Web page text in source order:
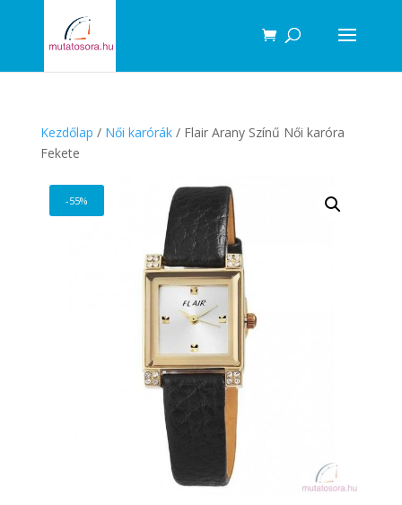
Kezdőlap / Női karórák/ Flair Arany Színű Női karóra
Fekete
-55%